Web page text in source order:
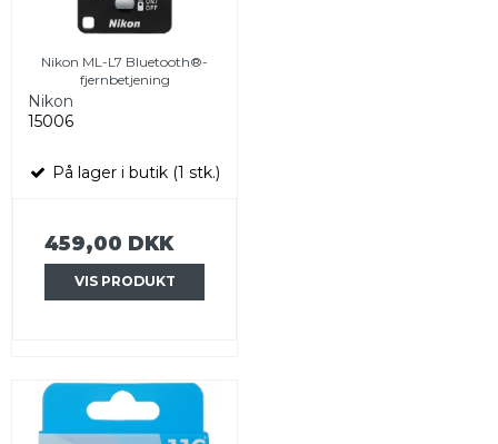
Nikon ML-L7 Bluetooth®-
fjernbetjening
Nikon
15006
På lager i butik (1 stk.)
459,00 DKK
VIS PRODUKT